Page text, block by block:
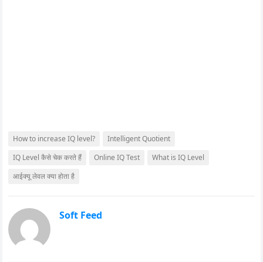
How to increase IQ level?
Intelligent Quotient
IQ Level कैसे चेक करते हैं
Online IQ Test
What is IQ Level
आईक्यू लेवल क्या होता है
Soft Feed